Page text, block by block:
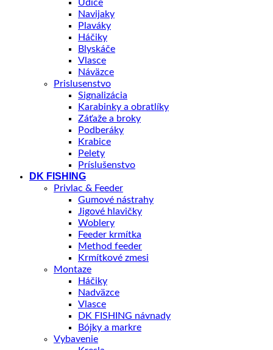
Udice
Navijaky
Plaváky
Háčiky
Blyskáče
Vlasce
Náväzce
Prislusenstvo
Signalizácia
Karabinky a obratlíky
Záťaže a broky
Podberáky
Krabice
Pelety
Príslušenstvo
DK FISHING
Privlac & Feeder
Gumové nástrahy
Jigové hlavičky
Woblery
Feeder krmítka
Method feeder
Krmítkové zmesi
Montaze
Háčiky
Nadväzce
Vlasce
DK FISHING návnady
Bójky a markre
Vybavenie